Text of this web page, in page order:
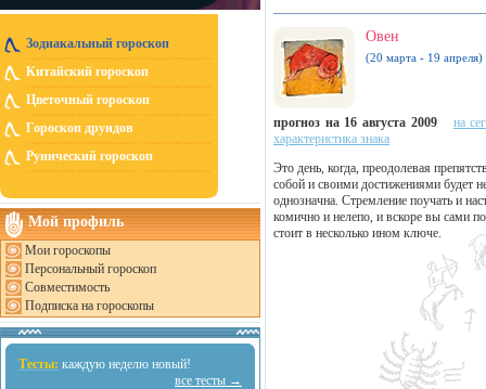
Зодиакальный гороскоп
Китайский гороскоп
Цветочный гороскоп
Гороскоп друидов
Рунический гороскоп
Мой профиль
Мои гороскопы
Персональный гороскоп
Совместимость
Подписка на гороскопы
Тесты: каждую неделю новый!
все тесты →
Овен
(20 марта - 19 апреля)
прогноз на 16 августа 2009
на
характеристика знака
Это день, когда, преодолевая
собой и своими достижениями будет
однозначна. Стремление поучать и
комично и нелепо, и вскоре вы сами
стоит в несколько ином ключе.